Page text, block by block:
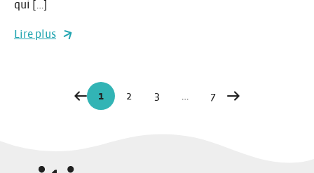
qui […]
Lire plus
Navigation
Page
1
Page
2
Page
3
Page Page
7